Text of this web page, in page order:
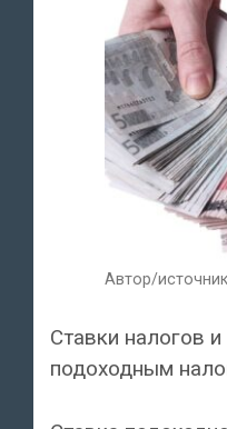
Автор/
Ставки налогов
подоходным